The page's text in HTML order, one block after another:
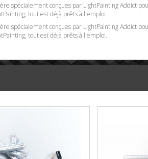
spécialement conçues par LightPainting Addict
tout est déjà prêts à l'emploi.
spécialement conçues par LightPainting Addict
tout est déjà prêts à l'emploi.